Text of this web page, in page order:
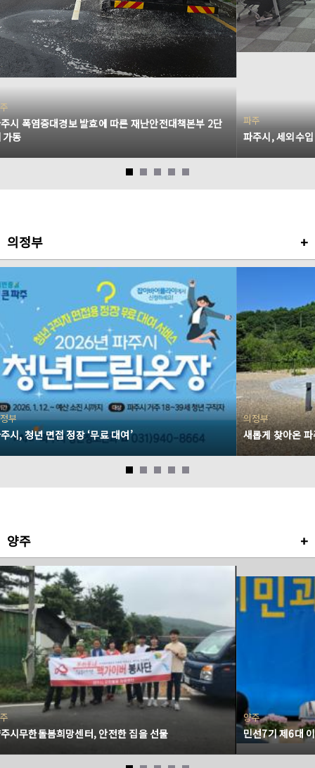
시 폭염중대경보 발효에 따른 재난안전대책본부 2단
가동
파주
파주시, 세외수
의정부 +
부
시, 청년 면접 정장 ‘무료 대여’
의정부
새롭게 찾아온
양주 +
시무한돌봄희망센터, 안전한 집을 선물
양주
민선7기 제6대